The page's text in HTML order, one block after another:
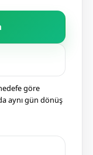
göre
aynı gün dönüş